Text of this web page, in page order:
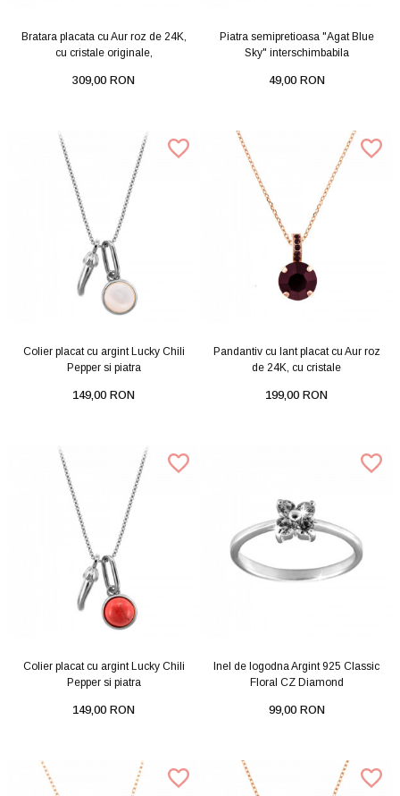
Bratara placata cu Aur roz de 24K,
cu cristale originale,
309,00 RON
Piatra semipretioasa "Agat Blue
Sky" interschimbabila
49,00 RON
Colier placat cu argint Lucky Chili
Pepper si piatra
149,00 RON
Pandantiv cu lant placat cu Aur roz
de 24K, cu cristale
199,00 RON
Colier placat cu argint Lucky Chili
Pepper si piatra
149,00 RON
Inel de logodna Argint 925 Classic
Floral CZ Diamond
99,00 RON